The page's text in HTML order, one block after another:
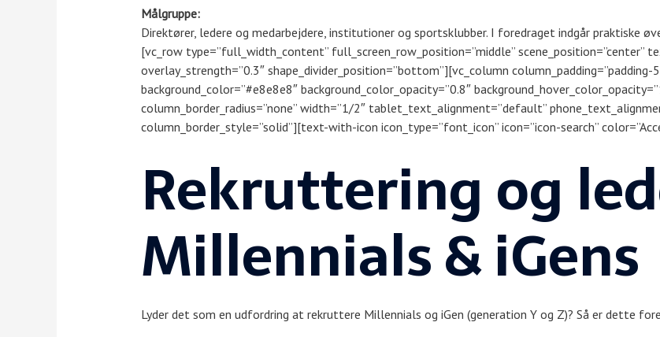
Målgruppe:
Direktører, ledere og medarbejdere, institutioner og sportsklubber. I foredraget indgår praktiske
[vc_row type=”full_width_content” full_screen_row_position=”middle” scene_position=”center”
overlay_strength=”0.3″ shape_divider_position=”bottom”][vc_column column_padding=”padding-
background_color=”#e8e8e8″ background_color_opacity=”0.8″
column_border_radius=”none” width=”1/2″ tablet_text_alignment=”default”
column_border_style=”solid”][text-with-icon icon_type=”font_icon” icon=”icon-search”
Rekruttering og
Millennials & iGens
Lyder det som en udfordring at rekruttere Millennials og iGen (generation Y og Z)? Så er dette